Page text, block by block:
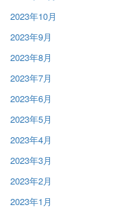
2023年10月
2023年9月
2023年8月
2023年7月
2023年6月
2023年5月
2023年4月
2023年3月
2023年2月
2023年1月